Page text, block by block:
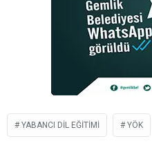
YABANCI DIL EĞITIMI YÖK